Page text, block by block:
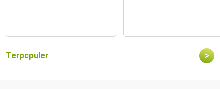
Terpopuler >